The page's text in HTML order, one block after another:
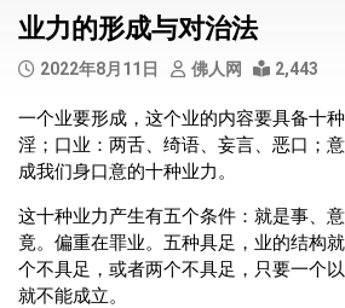
业力的形成与对治法
2022年8月11日 佛人网 2,443
一个业要形成，这个业的内容要具备十种
淫；口业：两舌、绮语、妄言、恶口；
成我们身口意的十种业力。
这十种业力产生有五个条件：就是事、
竟。偏重在罪业。五种具足，业的结构
个不具足，或者两个不具足，只要一个
就不能成立。